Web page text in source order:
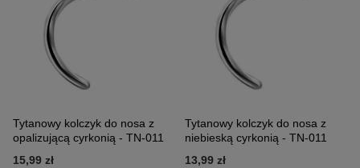
Tytanowy kolczyk do nosa z
opalizującą cyrkonią - TN-011
15,99 zł
Tytanowy kolczyk do nosa z
niebieską cyrkonią - TN-011
13,99 zł